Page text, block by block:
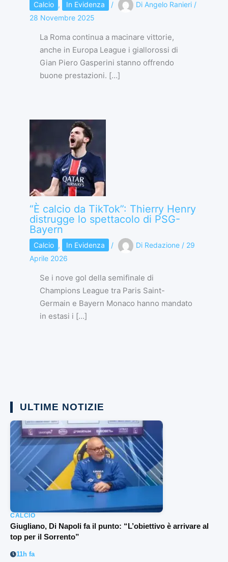
Calcio , In Evidenza / Di Angelo Ranieri /
28 Novembre 2025
La Roma continua a macinare vittorie,
anche in Europa League i giallorossi di
Gian Piero Gasperini stanno offrendo
buone prestazioni. […]
“È calcio da TikTok”: Thierry Henry
distrugge lo spettacolo di PSG-
Bayern
Calcio , In Evidenza / Di Redazione / 29
Aprile 2026
Se i nove gol della semifinale di
Champions League tra Paris Saint-
Germain e Bayern Monaco hanno mandato
in estasi i […]
ULTIME NOTIZIE
CALCIO
Giugliano, Di Napoli fa il punto: “L’obiettivo è arrivare al
top per il Sorrento”
11h fa